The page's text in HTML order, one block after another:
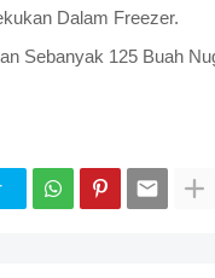
Dalam Freezer.
Sebanyak 125 Buah